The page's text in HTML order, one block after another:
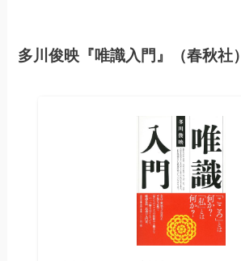
多川俊映『唯識入門』（春秋社）